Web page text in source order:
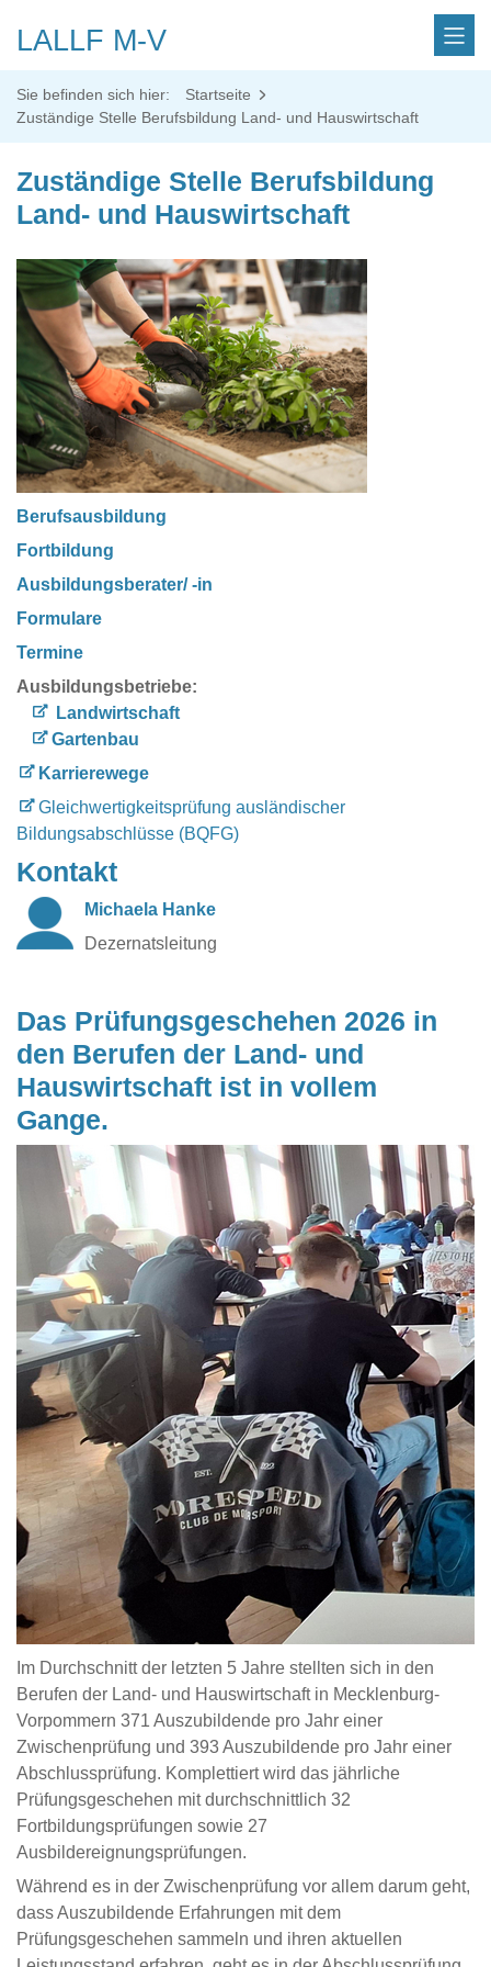
LALLF M-V
Sie befinden sich hier:
Startseite
Zuständige Stelle Berufsbildung Land- und Hauswirtschaft
Zuständige Stelle Berufsbildung
Land- und Hauswirtschaft
Berufsausbildung
Fortbildung
Ausbildungsberater/ -in
Formulare
Termine
Ausbildungsbetriebe:
Landwirtschaft
Gartenbau
Karrierewege
Gleichwertigkeitsprüfung ausländischer
Bildungsabschlüsse (BQFG)
Kontakt
Michaela Hanke
Dezernatsleitung
Das Prüfungsgeschehen 2026 in
den Berufen der Land- und
Hauswirtschaft ist in vollem
Gange.
Im Durchschnitt der letzten 5 Jahre stellten sich in den
Berufen der Land- und Hauswirtschaft in Mecklenburg-
Vorpommern 371 Auszubildende pro Jahr einer
Zwischenprüfung und 393 Auszubildende pro Jahr einer
Abschlussprüfung. Komplettiert wird das jährliche
Prüfungsgeschehen mit durchschnittlich 32
Fortbildungsprüfungen sowie 27
Ausbildereignungsprüfungen.
Während es in der Zwischenprüfung vor allem darum geht,
dass Auszubildende Erfahrungen mit dem
Prüfungsgeschehen sammeln und ihren aktuellen